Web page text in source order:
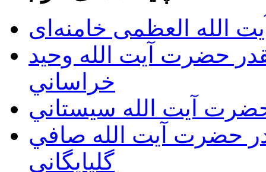
الله العظمی خامنه‌ای
حضرت آيت الله وحيد
خراساني
حضرت آيت الله سيستاني
حضرت آيت الله صافي
گلپايگاني